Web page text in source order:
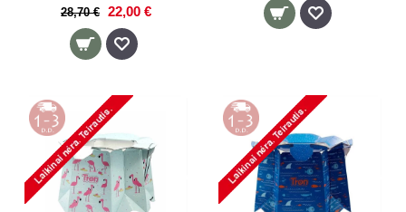
28,70 € 22,00 €